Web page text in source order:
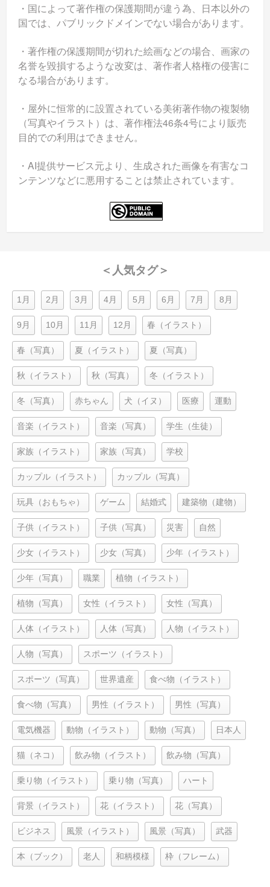
・国によって著作権の保護期間が違う為、日本以外の
国では、パブリックドメインでない場合があります。
・著作権の保護期間が切れた絵画などの場合、画家の
名誉を毀損するような改変は、著作者人格権の侵害に
なる場合があります。
・屋外に恒常的に設置されている美術著作物の複製物
（写真やイラスト）は、著作権法46条4号により販売
目的での利用はできません。
・AI提供サービス元より、生成された画像を有害なコ
ンテンツなどに悪用することは禁止されています。
＜人気タグ＞
1月 2月 3月 4月 5月 6月 7月 8月
9月 10月 11月 12月 春（イラスト）
春（写真） 夏（イラスト） 夏（写真）
秋（イラスト） 秋（写真） 冬（イラスト）
冬（写真） 赤ちゃん 犬（イヌ） 医療 運動
音楽（イラスト） 音楽（写真） 学生（生徒）
家族（イラスト） 家族（写真） 学校
カップル（イラスト） カップル（写真）
玩具（おもちゃ） ゲーム 結婚式 建築物（建物）
子供（イラスト） 子供（写真） 災害 自然
少女（イラスト） 少女（写真） 少年（イラスト）
少年（写真） 職業 植物（イラスト）
植物（写真） 女性（イラスト） 女性（写真）
人体（イラスト） 人体（写真） 人物（イラスト）
人物（写真） スポーツ（イラスト）
スポーツ（写真） 世界遺産 食べ物（イラスト）
食べ物（写真） 男性（イラスト） 男性（写真）
電気機器 動物（イラスト） 動物（写真） 日本人
猫（ネコ） 飲み物（イラスト） 飲み物（写真）
乗り物（イラスト） 乗り物（写真） ハート
背景（イラスト） 花（イラスト） 花（写真）
ビジネス 風景（イラスト） 風景（写真） 武器
本（ブック） 老人 和柄模様 枠（フレーム）